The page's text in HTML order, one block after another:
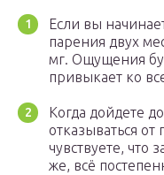
Если вы
парения двух
мг. Ощущения
привыкает ко
Когда дойдете
отказываться от
чувствуете, что
же, всё